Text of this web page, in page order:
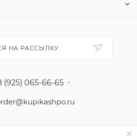
НА РАССЫЛКУ
(925) 065-66-65